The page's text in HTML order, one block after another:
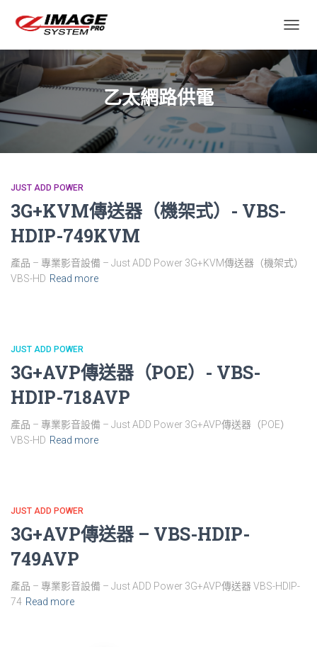
乙太網路供電
JUST ADD POWER
3G+KVM傳送器（機架式）- VBS-
HDIP-749KVM
產品 – 專業影音設備 – Just ADD Power 3G+KVM傳送器（機架式）
VBS-HD Read more
JUST ADD POWER
3G+AVP傳送器（POE）- VBS-
HDIP-718AVP
產品 – 專業影音設備 – Just ADD Power 3G+AVP傳送器（POE）
VBS-HD Read more
JUST ADD POWER
3G+AVP傳送器 – VBS-HDIP-
749AVP
產品 – 專業影音設備 – Just ADD Power 3G+AVP傳送器 VBS-HDIP-
74 Read more